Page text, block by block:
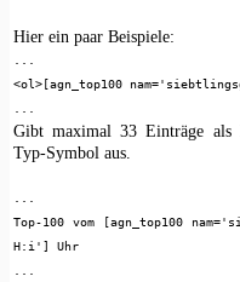
Hier ein paar Beispiele:
<ol>[agn_top100
Gibt maximal 33 Einträge als
Typ-Symbol aus.
...
Top-100 vom [agn_top100
H:i'] Uhr
...